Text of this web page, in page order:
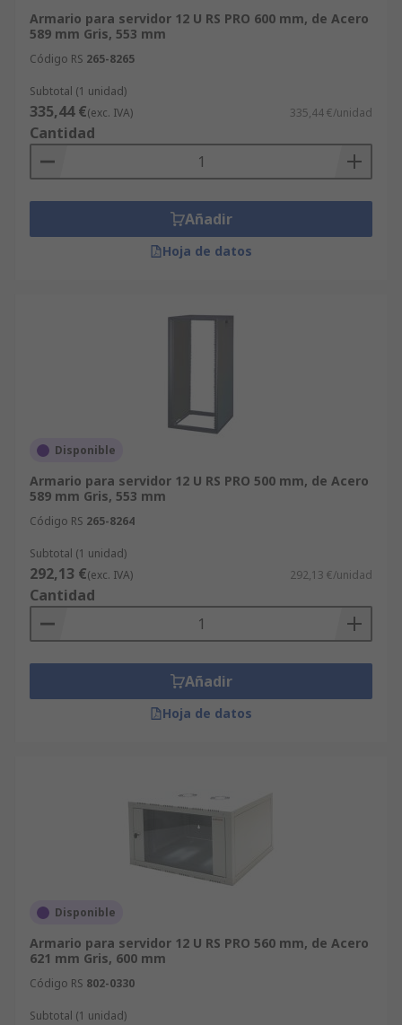
Armario para servidor 12 U RS PRO 600 mm, de Acero
589 mm Gris, 553 mm
Código RS 265-8265
Subtotal (1 unidad)
335,44 €(exc. IVA) 335,44 €/unidad
Cantidad
Añadir
Hoja de datos
Disponible
Armario para servidor 12 U RS PRO 500 mm, de Acero
589 mm Gris, 553 mm
Código RS 265-8264
Subtotal (1 unidad)
292,13 €(exc. IVA) 292,13 €/unidad
Cantidad
Añadir
Hoja de datos
Disponible
Armario para servidor 12 U RS PRO 560 mm, de Acero
621 mm Gris, 600 mm
Código RS 802-0330
Subtotal (1 unidad)